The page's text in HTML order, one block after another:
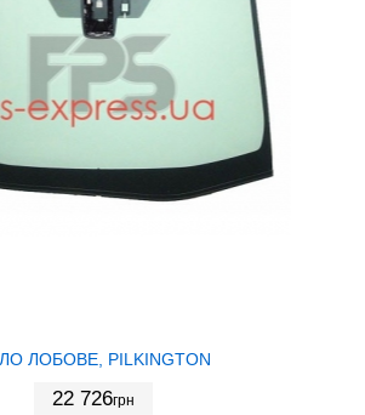
ЛОБОВЕ, PILKINGTON
22 726грн